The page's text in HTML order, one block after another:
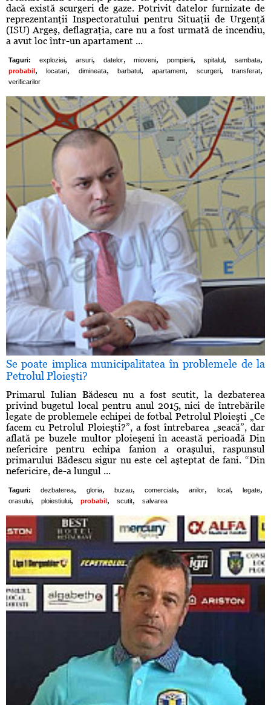
dacă există scurgeri de gaze. Potrivit datelor furnizate de
reprezentanţii Inspectoratului pentru Situaţii de Urgenţă
(ISU) Argeş, deflagraţia, care nu a fost urmată de incendiu,
a avut loc într-un apartament ...
Taguri: exploziei, arsuri, datelor, mioveni, pompierii, spitalul , sambata,
probabil , locatari, dimineata, barbatul , apartament, scurgeri, transferat,
verificarilor
Se poate implica municipalitatea în problemele de la
Petrolul Ploieşti?
Primarul Iulian Bădescu nu a fost scutit, la dezbaterea
privind bugetul local pentru anul 2015, nici de întrebările
legate de problemele echipei de fotbal Petrolul Ploieşti „Ce
facem cu Petrolul Ploieşti?”, a fost întrebarea „seacă”, dar
aflată pe buzele multor ploieşeni în această perioadă Din
nefericire pentru echipa fanion a oraşului, raspunsul
primarului Bădescu sigur nu este cel aşteptat de fani. “Din
nefericire, de-a lungul ...
Taguri: dezbaterea, gloria, buzau, comerciala, anilor, local, legate,
orasului, ploiestiului, probabil , scutit, salvarea